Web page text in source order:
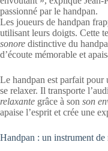
passionné par le handpan.
Les joueurs de handpan
utilisant leurs doigts. Cette
sonore distinctive du
d’écoute mémorable et
Le handpan est parfait pour
se relaxer. Il transporte
relaxante grâce à son son
apaise l’esprit et crée une
Handpan : un instrument